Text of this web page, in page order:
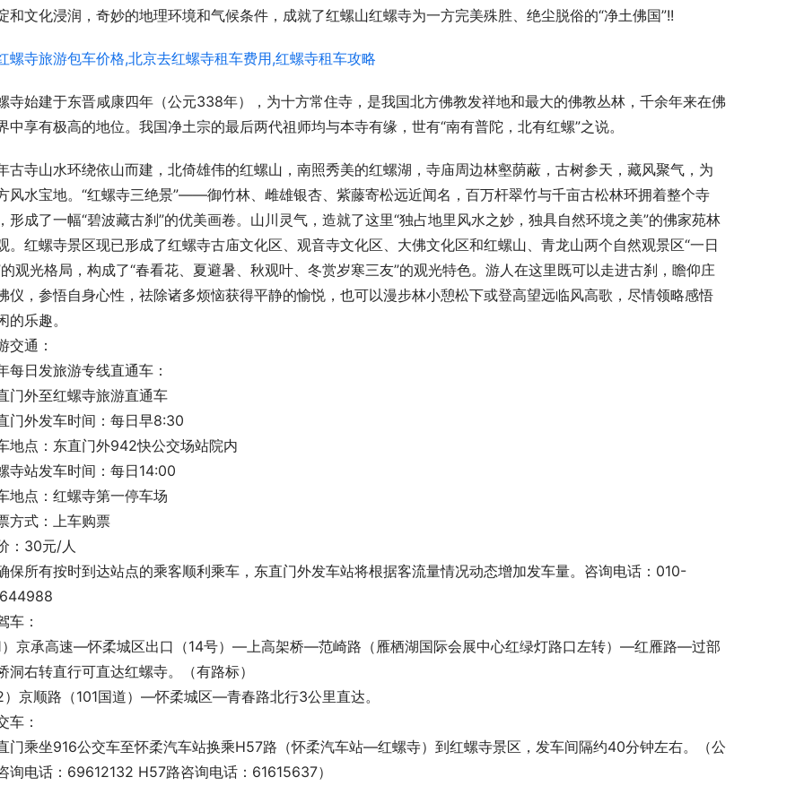
和文化浸润，奇妙的地理环境和气候条件，成就了红螺山红螺寺为一方完美殊胜、绝尘脱俗的“净土佛国”!!
寺始建于东晋咸康四年（公元338年），为十方常住寺，是我国北方佛教发祥地和最大的佛教丛林，千余年来在佛
中享有极高的地位。我国净土宗的最后两代祖师均与本寺有缘，世有“南有普陀，北有红螺”之说。
古寺山水环绕依山而建，北倚雄伟的红螺山，南照秀美的红螺湖，寺庙周边林壑荫蔽，古树参天，藏风聚气，为
风水宝地。“红螺寺三绝景”——御竹林、雌雄银杏、紫藤寄松远近闻名，百万杆翠竹与千亩古松林环拥着整个寺
形成了一幅“碧波藏古刹”的优美画卷。山川灵气，造就了这里“独占地里风水之妙，独具自然环境之美”的佛家苑林
。红螺寺景区现已形成了红螺寺古庙文化区、观音寺文化区、大佛文化区和红螺山、青龙山两个自然观景区“一日
观光格局，构成了“春看花、夏避暑、秋观叶、冬赏岁寒三友”的观光特色。游人在这里既可以走进古刹，瞻仰庄
仪，参悟自身心性，祛除诸多烦恼获得平静的愉悦，也可以漫步林小憩松下或登高望远临风高歌，尽情领略感悟
的乐趣。
交通：
每日发旅游专线直通车：
门外至红螺寺旅游直通车
门外发车时间：每日早8:30
地点：东直门外942快公交场站院内
寺站发车时间：每日14:00
地点：红螺寺第一停车场
方式：上车购票
：30元/人
保所有按时到达站点的乘客顺利乘车，东直门外发车站将根据客流量情况动态增加发车量。咨询电话：010-
车：
1）京承高速—怀柔城区出口（14号）—上高架桥—范崎路（雁栖湖国际会展中心红绿灯路口左转）—红雁路—过部
洞右转直行可直达红螺寺。（有路标）
2）京顺路（101国道）—怀柔城区—青春路北行3公里直达。
车：
门乘坐916公交车至怀柔汽车站换乘H57路（怀柔汽车站—红螺寺）到红螺寺景区，发车间隔约40分钟左右。（公
询电话：69612132 H57路咨询电话：61615637）